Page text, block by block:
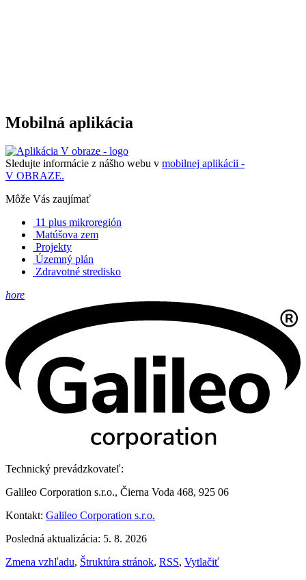
Mobilná aplikácia
Sledujte informácie z nášho webu v mobilnej aplikácii -
V OBRAZE.
Môže Vás zaujímať
11 plus mikroregión
Matúšova zem
Projekty
Územný plán
Zdravotné stredisko
hore
Technický prevádzkovateľ:
Galileo Corporation s.r.o., Čierna Voda 468, 925 06
Kontakt: Galileo Corporation s.r.o.
Posledná aktualizácia: 5. 8. 2026
Zmena vzhľadu, Štruktúra stránok, RSS, Vytlačiť